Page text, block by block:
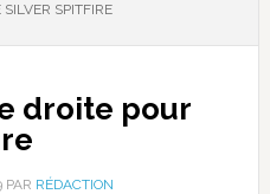
SPITFIRE
droite pour
PAR RÉDACTION